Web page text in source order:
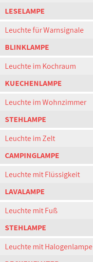
LESELAMPE
Leuchte für Warnsignale
BLINKLAMPE
Leuchte im Kochraum
KUECHENLAMPE
Leuchte im Wohnzimmer
STEHLAMPE
Leuchte im Zelt
CAMPINGLAMPE
Leuchte mit Flüssigkeit
LAVALAMPE
Leuchte mit Fuß
STEHLAMPE
Leuchte mit Halogenlampe